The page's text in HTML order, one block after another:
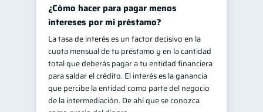
Finanzas Personales 1
Educación Financiera 1
Fraudes Mipymes
Información financiera 1
inversiones ahorro
Retiro 1 Doble sueldo 1
¿Cómo hacer para pagar menos
intereses por mi préstamo?
La tasa de interés es un factor decisivo en la
cuota mensual de tu préstamo y en la cantidad
total que deberás pagar a tu entidad financiera
para saldar el crédito. El interés es la ganancia
que percibe la entidad como parte del negocio
de la intermediación. De ahí que se conozca